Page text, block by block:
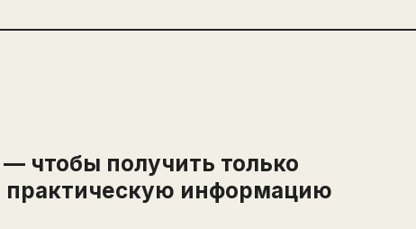
чтобы получить только
информацию